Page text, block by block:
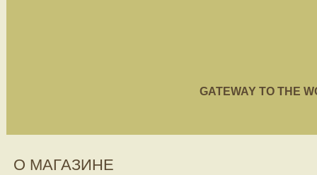
GATEWAY TO THE
О МАГАЗИНЕ